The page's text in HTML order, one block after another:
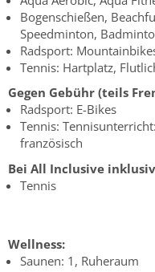
Bogenschießen,
Speedminton,
Radsport:
Tennis: Hartplatz,
Gegen Gebühr (teils
Radsport: E-Bikes
Tennis:
französisch
Bei All Inclusive
Tennis
Wellness:
Saunen: 1, Ruheraum